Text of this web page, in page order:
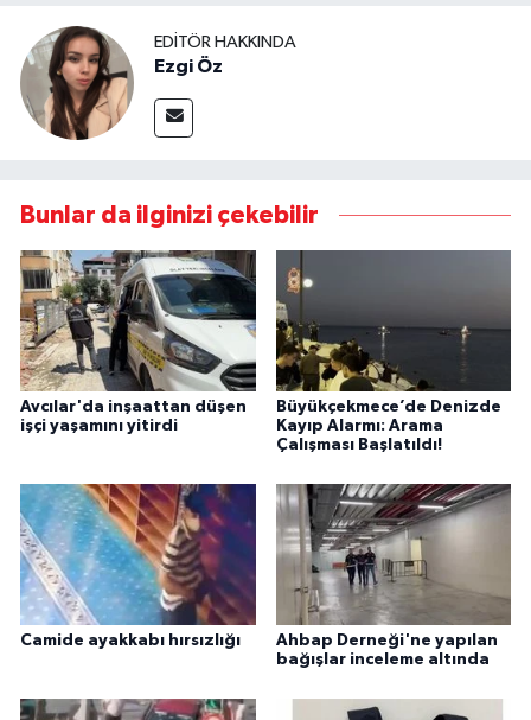
EDITÖR HAKKINDA
Ezgi Öz
Bunlar da ilginizi çekebilir
Avcılar'da inşaattan düşen
işçi yaşamını yitirdi
Büyükçekmece’de Denizde
Kayıp Alarmı: Arama
Çalışması Başlatıldı!
Camide ayakkabı hırsızlığı
Ahbap Derneği'ne yapılan
bağışlar inceleme altında